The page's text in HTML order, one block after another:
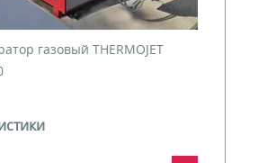
газовый THERMOJET